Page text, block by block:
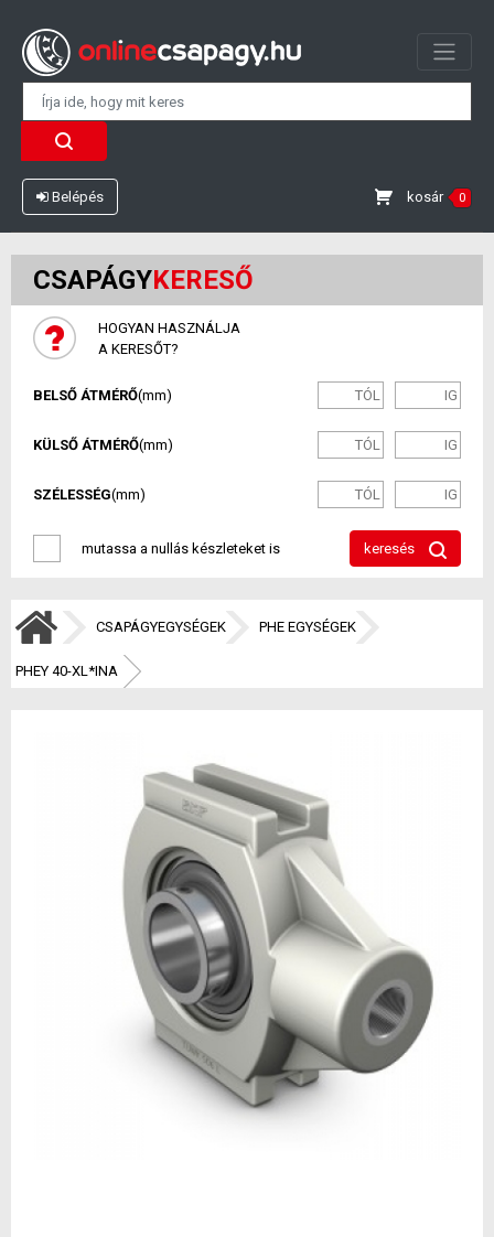
Belépés kosár 0
CSAPÁGYKERESŐ
HOGYAN HASZNÁLJA
A KERESŐT?
BELSŐ ÁTMÉRŐ(mm)
KÜLSŐ ÁTMÉRŐ(mm)
SZÉLESSÉG(mm)
mutassa a nullás készleteket is keresés
CSAPÁGYEGYSÉGEK PHE EGYSÉGEK
PHEY 40-XL*INA